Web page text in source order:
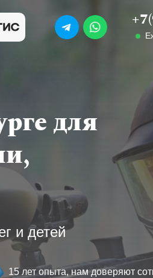
для
и детей
15 лет опыта, нам доверяют